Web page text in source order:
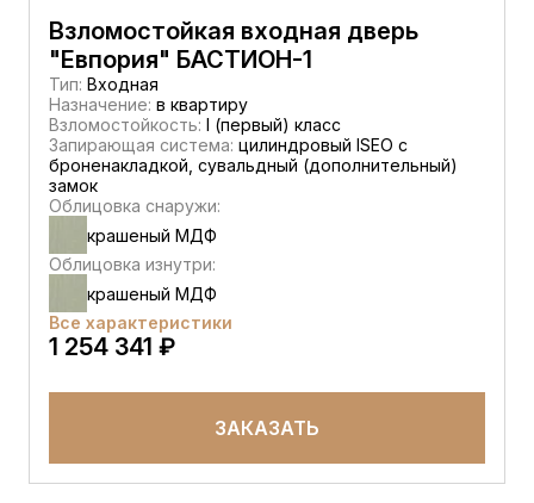
Взломостойкая входная дверь
"Евпория" БАСТИОН-1
Тип: Входная
Назначение: в квартиру
Взломостойкость: I (первый) класс
Запирающая система: цилиндровый ISEO с
броненакладкой, сувальдный (дополнительный)
замок
Облицовка снаружи:
крашеный МДФ
Облицовка изнутри:
крашеный МДФ
Все характеристики
1 254 341 ₽
ЗАКАЗАТЬ